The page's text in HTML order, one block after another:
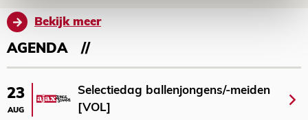
Bekijk meer
AGENDA
23
AUG
Selectiedag ballenjongens/-meiden
[VOL]